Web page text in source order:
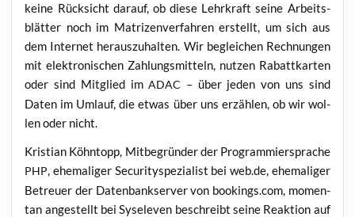
kei­ne Rück­sicht dar­auf, ob die­se Lehr­kraft sei­ne Arbeits­
blät­ter noch im Matri­zen­ver­fah­ren erstellt, um sich aus
dem Inter­net her­aus­zu­hal­ten. Wir beglei­chen Rech­nun­gen
mit elek­tro­ni­schen Zah­lungs­mit­teln, nut­zen Rabatt­kar­ten
oder sind Mit­glied imADAC – über jeden von uns sind
Daten im Umlauf, die etwas über uns erzäh­len, ob wir wol­
len oder nicht.
Kris­ti­an Köhn­topp, Mit­be­grün­der der Pro­gram­mier­spra­che
PHP, ehe­ma­li­ger Secu­ri­ty­spe­zia­list bei web.de, ehe­ma­li­ger
Betreu­er der Daten­bank­ser­ver von bookings.com, momen­
tan ange­stellt bei Syse­le­ven beschreibt sei­ne Reak­ti­on auf